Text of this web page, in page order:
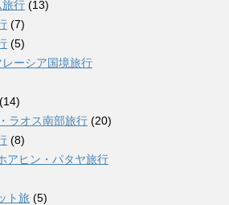
旅行 (13)
(7)
(5)
ーシア国境旅行
(14)
ラオス南部旅行 (20)
(8)
アヒン・パタヤ旅行
ト旅 (5)